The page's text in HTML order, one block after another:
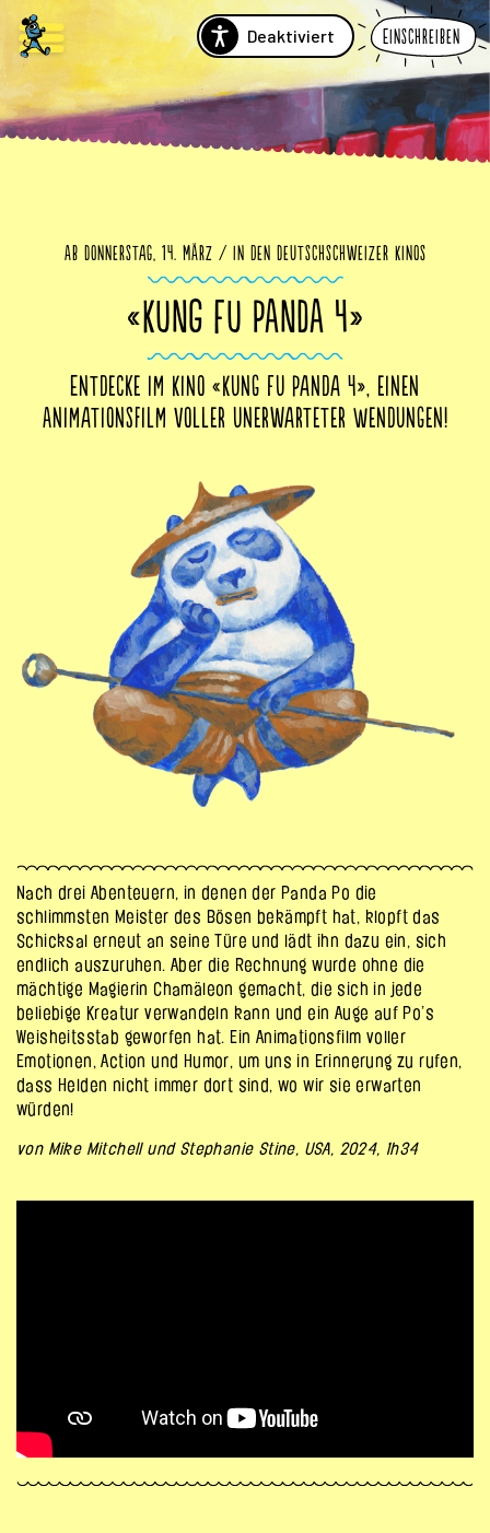
Deaktiviert Einschreiben
Ab Donnerstag, 14. März / in den Deutschschweizer Kinos
«KUNG FU PANDA 4»
Entdecke im Kino «Kung Fu Panda 4», einen
Animationsfilm voller unerwarteter Wendungen!
Nach drei Abenteuern, in denen der Panda Po die
schlimmsten Meister des Bösen bekämpft hat, klopft das
Schicksal erneut an seine Türe und lädt ihn dazu ein, sich
endlich auszuruhen. Aber die Rechnung wurde ohne die
mächtige Magierin Chamäleon gemacht, die sich in jede
beliebige Kreatur verwandeln kann und ein Auge auf Po’s
Weisheitsstab geworfen hat. Ein Animationsfilm voller
Emotionen, Action und Humor, um uns in Erinnerung zu rufen,
dass Helden nicht immer dort sind, wo wir sie erwarten
würden!
von Mike Mitchell und Stephanie Stine, USA, 2024, 1h34